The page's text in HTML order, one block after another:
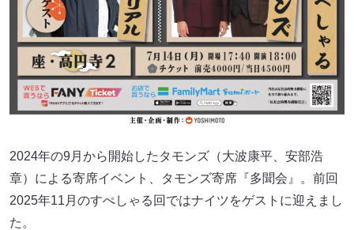
2024年の9月から開始したタモンズ（大波康平、安部浩
章）による寄席イベント、タモンズ寄席『多聞会』。前回
2025年11月のすぺしゃる回ではナイツをゲストに迎えまし
た。